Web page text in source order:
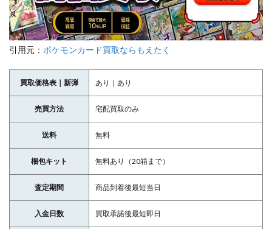
引用元： ポケモンカード買取ならもえたく
買取価格表｜新弾 あり｜あり
売買方法 宅配買取のみ
送料 無料
梱包キット 無料あり（20箱まで）
査定期間 商品到着後最短当日
入金日数 買取承諾後最短即日